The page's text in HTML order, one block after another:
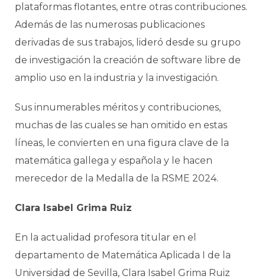
plataformas flotantes, entre otras contribuciones.
Además de las numerosas publicaciones
derivadas de sus trabajos, lideró desde su grupo
de investigación la creación de software libre de
amplio uso en la industria y la investigación.
Sus innumerables méritos y contribuciones,
muchas de las cuales se han omitido en estas
líneas, le convierten en una figura clave de la
matemática gallega y española y le hacen
merecedor de la Medalla de la RSME 2024.
Clara Isabel Grima Ruiz
En la actualidad profesora titular en el
departamento de Matemática Aplicada I de la
Universidad de Sevilla, Clara Isabel Grima Ruiz